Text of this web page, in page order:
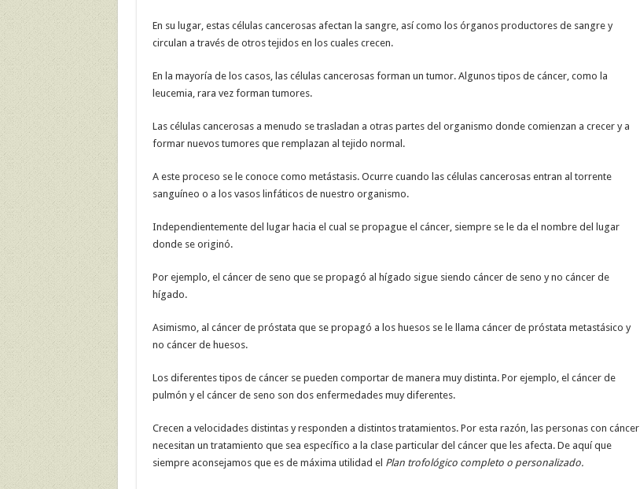
En su lugar, estas células cancerosas afectan la sangre, así como los órganos productores de sangre y
circulan a través de otros tejidos en los cuales crecen.
En la mayoría de los casos, las células cancerosas forman un tumor. Algunos tipos de cáncer, como la
leucemia, rara vez forman tumores.
Las células cancerosas a menudo se trasladan a otras partes del organismo donde comienzan a crecer y a
formar nuevos tumores que remplazan al tejido normal.
A este proceso se le conoce como metástasis. Ocurre cuando las células cancerosas entran al torrente
sanguíneo o a los vasos linfáticos de nuestro organismo.
Independientemente del lugar hacia el cual se propague el cáncer, siempre se le da el nombre del lugar
donde se originó.
Por ejemplo, el cáncer de seno que se propagó al hígado sigue siendo cáncer de seno y no cáncer de
hígado.
Asimismo, al cáncer de próstata que se propagó a los huesos se le llama cáncer de próstata metastásico y
no cáncer de huesos.
Los diferentes tipos de cáncer se pueden comportar de manera muy distinta. Por ejemplo, el cáncer de
pulmón y el cáncer de seno son dos enfermedades muy diferentes.
Crecen a velocidades distintas y responden a distintos tratamientos. Por esta razón, las personas con cáncer
necesitan un tratamiento que sea específico a la clase particular del cáncer que les afecta. De aquí que
siempre aconsejamos que es de máxima utilidad el Plan trofológico completo o personalizado.